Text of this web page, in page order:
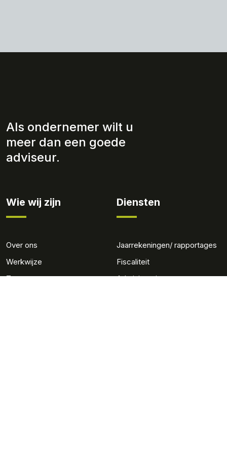
Als ondernemer wilt u
meer dan een goede
adviseur.
Wie wij zijn
Over ons
Werkwijze
Team
Diensten
Jaarrekeningen/ rapportages
Fiscaliteit
Administratie